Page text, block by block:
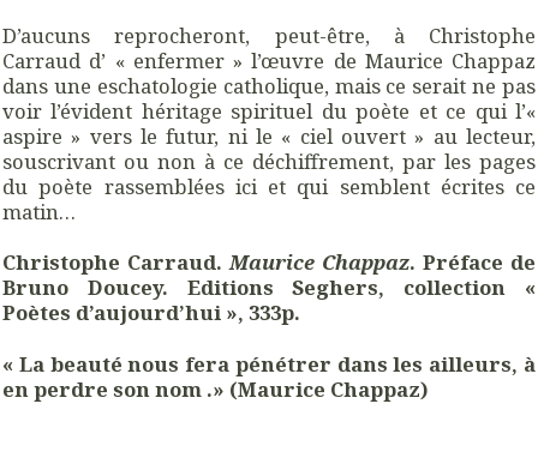
D’aucuns reprocheront, peut-être, à Christophe
Carraud d’ « enfermer » l’œuvre de Maurice Chappaz
dans une eschatologie catholique, mais ce serait ne pas
voir l’évident héritage spirituel du poète et ce qui l’«
aspire » vers le futur, ni le « ciel ouvert » au lecteur,
souscrivant ou non à ce déchiffrement, par les pages
du poète rassemblées ici et qui semblent écrites ce
matin…
Christophe Carraud. Maurice Chappaz. Préface de
Bruno Doucey. Editions Seghers, collection «
Poètes d’aujourd’hui », 333p.
« La beauté nous fera pénétrer dans les ailleurs, à
en perdre son nom .» (Maurice Chappaz)